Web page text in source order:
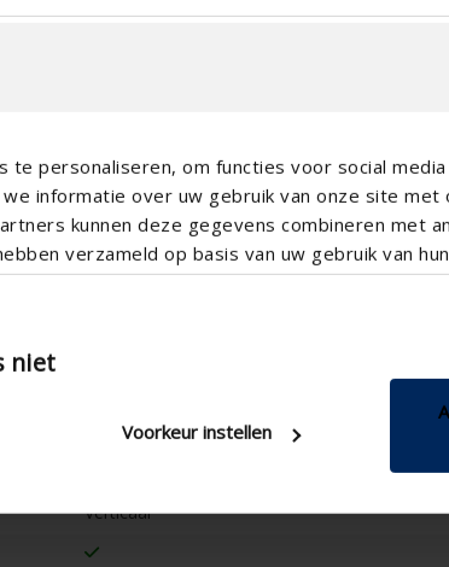
personaliseren, om functies voor social
informatie over uw gebruik van onze site met
kunnen deze gegevens combineren met
verzameld op basis van uw gebruik van
niet
Voorkeur instellen
Verticaal